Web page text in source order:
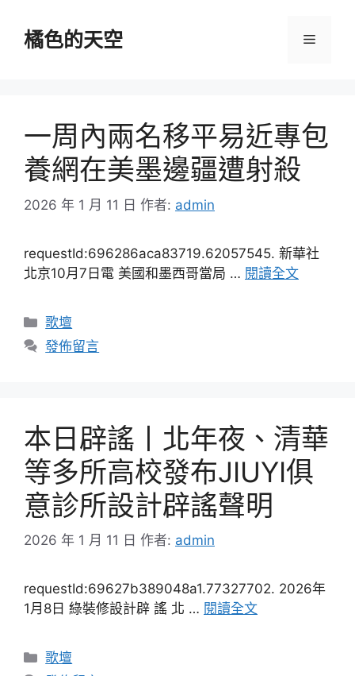
橘色的天空 選
一周內兩名移平易近專包
養網在美墨邊疆遭射殺
2026 年 1 月 11 日 作者: admin
requestId:696286aca83719.62057545. 新華社
北京10月7日電 美國和墨西哥當局 … 閱讀全文
分
類
歌壇
發佈留言
本日辟謠丨北年夜、清華
等多所高校發布JIUYI俱
意診所設計辟謠聲明
2026 年 1 月 11 日 作者: admin
requestId:69627b389048a1.77327702. 2026年
1月8日 綠裝修設計辟 謠 北 … 閱讀全文
分
歌壇